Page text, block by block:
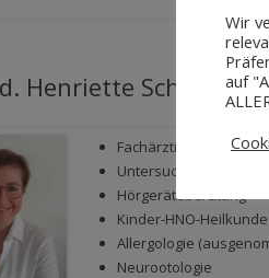
Henriette Schikora
Fachärztin für HNO-
Untersuchungen des
Hörgeräteberatung
Kinder-HNO-Heilkunde
Allergologie
Neurootologie
Wir
auf